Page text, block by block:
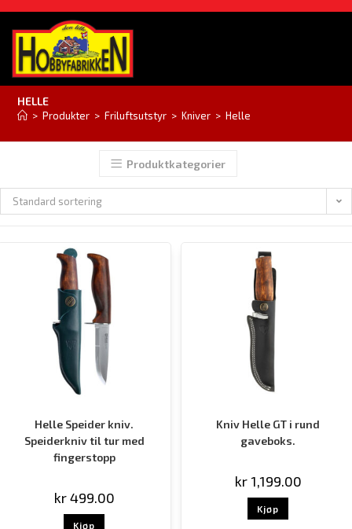
HELLE
> Produkter > Friluftsutstyr > Kniver > Helle
Produktkategorier
Standard sortering
Helle Speider kniv.
Speiderkniv til tur med
fingerstopp
kr499.00
Kjøp
Kniv Helle GT i rund
gaveboks.
kr1,199.00
Kjøp